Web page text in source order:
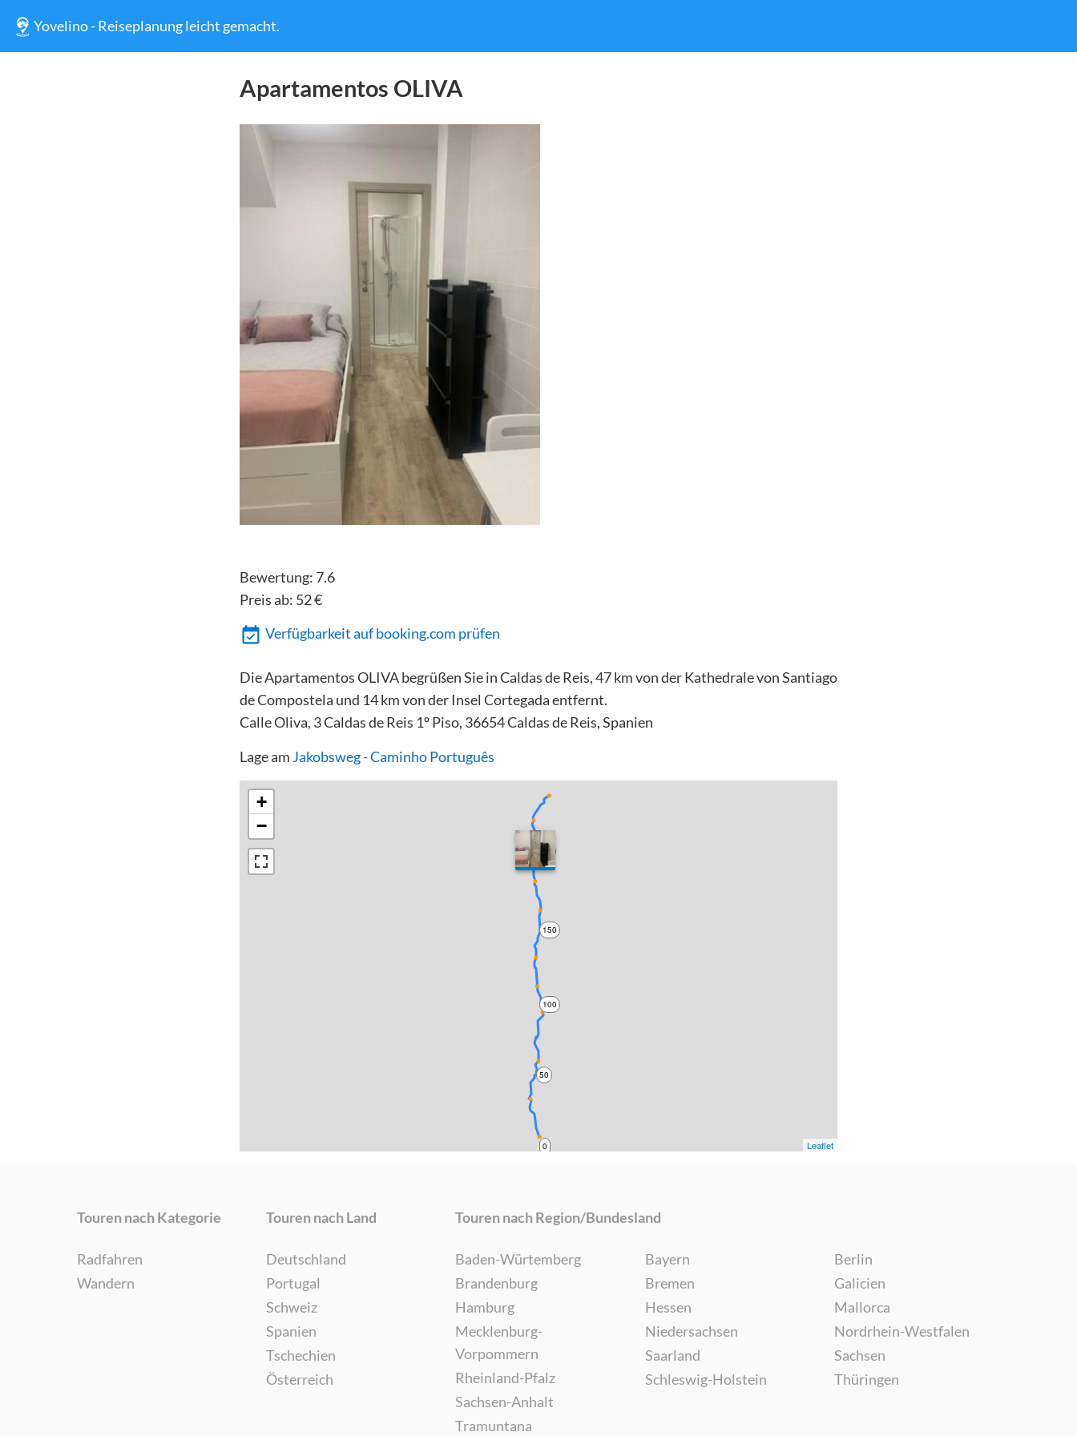
Yovelino - Reiseplanung leicht gemacht.
Apartamentos OLIVA
Bewertung: 7.6
Preis ab: 52€
Verfügbarkeit auf booking.com prüfen
Die Apartamentos OLIVA begrüßen Sie in Caldas de Reis, 47 km von der Kathedrale von Santiago
de Compostela und 14 km von der Insel Cortegada entfernt.
Calle Oliva, 3 Caldas de Reis 1º Piso, 36654 Caldas de Reis, Spanien
Lage am Jakobsweg - Caminho Português
0
50
100
150
200
+
−
Leaflet
Touren nach Kategorie
Radfahren
Wandern
Touren nach Land
Deutschland
Portugal
Schweiz
Spanien
Tschechien
Österreich
Touren nach Region/Bundesland
Baden-Würtemberg
Brandenburg
Hamburg
Mecklenburg-
Vorpommern
Rheinland-Pfalz
Sachsen-Anhalt
Tramuntana
Bayern
Bremen
Hessen
Niedersachsen
Saarland
Schleswig-Holstein
Berlin
Galicien
Mallorca
Nordrhein-Westfalen
Sachsen
Thüringen